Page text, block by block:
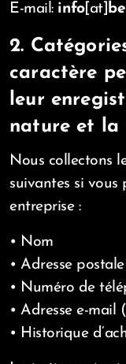
E-mail: info[at]
2.
caractère
leur
nature et
Nous collectons
suivantes si vous
entreprise :
• Nom
• Adresse postale
• Numéro de
• Adresse e-mail
• Historique